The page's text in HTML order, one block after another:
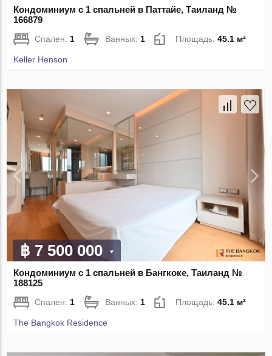
Кондоминиум с 1 спальней в Паттайе, Таиланд №
166879
Спален:1 Ванных:1 Площадь:45.1 м²
Keller Henson
฿ 7 500 000
Кондоминиум с 1 спальней в Бангкоке, Таиланд №
188125
Спален: 1 Ванных: 1 Площадь:45.1 м²
The Bangkok Residence